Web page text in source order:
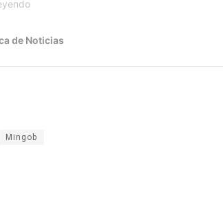
Mingob